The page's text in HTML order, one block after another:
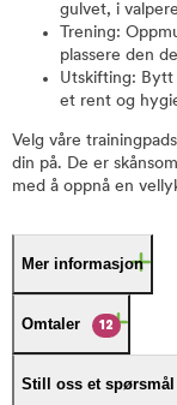
gulvet, i
Trening:
plassere den
Utskifting: Bytt
et rent og
Velg våre
din på. De er
med å oppnå en
Mer informasjon
Omtaler 12
Still oss et